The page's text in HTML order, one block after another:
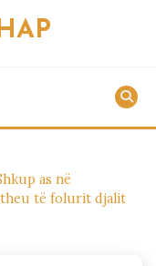
as në
të folurit djalit